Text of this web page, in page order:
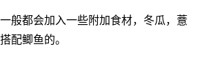
般都会加入一些附加食材，冬瓜，薏
配鲫鱼的。